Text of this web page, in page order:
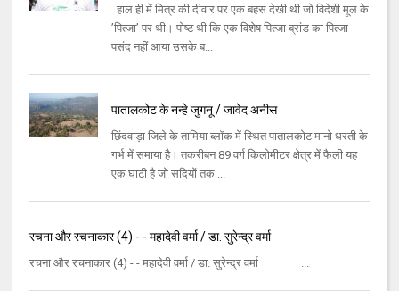
हाल ही में मित्र की दीवार पर एक बहस देखी थी जो विदेशी मूल के
’पित्जा’ पर थी। पोष्ट थी कि एक विशेष पित्जा ब्रांड का पित्जा
पसंद नहीं आया उसके ब...
पातालकोट के नन्हे जुगनू / जावेद अनीस
छिंदवाड़ा जिले के तामिया ब्लॉक में स्थित पातालकोट मानो धरती के
गर्भ में समाया है। तकरीबन 89 वर्ग किलोमीटर क्षेत्र में फैली यह
एक घाटी है जो सदियों तक ...
रचना और रचनाकार (4) - - महादेवी वर्मा / डा. सुरेन्द्र वर्मा
रचना और रचनाकार (4) - - महादेवी वर्मा / डा. सुरेन्द्र वर्मा ...